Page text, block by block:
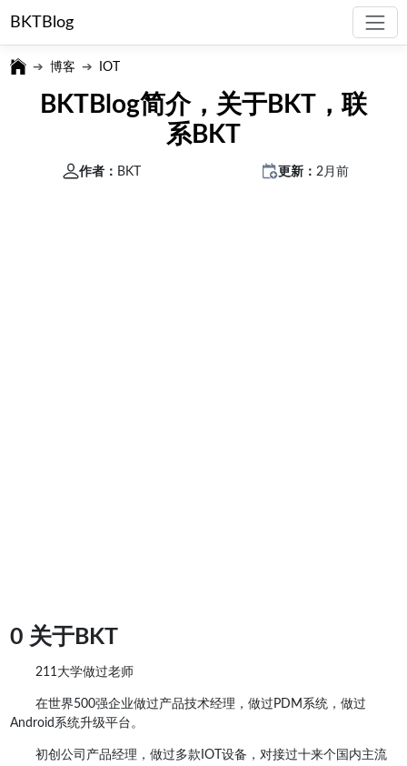
BKTBlog
博客 IOT
BKTBlog简介，关于BKT，联
系BKT
作者： BKT 更新：2月前
0 关于BKT
211大学做过老师
在世界500强企业做过产品技术经理，做过PDM系统，做过
Android系统升级平台。
初创公司产品经理，做过多款IOT设备，对接过十来个国内主流